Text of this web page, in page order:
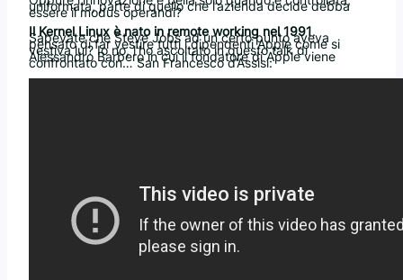
uniformata, parte di quello che l’azienda decide debba
essere il modus operandi?
Il Kernel Linux è nato in remote working nel 1991.
Sapevate che Steve Jobs ad un certo punto aveva
pensato di far vestire tutti i dipendenti Apple come si
vestiva lui? Io no, l’ho ascoltato in questo talk di
Alessandro Barbero in cui il fondatore di Apple viene
confrontato con… San Francesco d’Assisi: